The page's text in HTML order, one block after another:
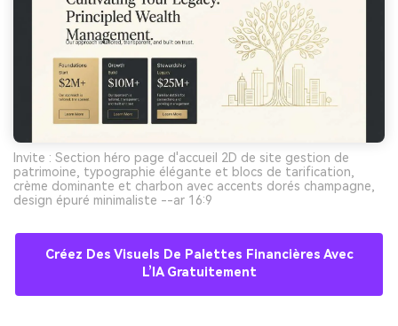
Invite : Section héro page d'accueil 2D de site gestion de
patrimoine, typographie élégante et blocs de tarification,
crème dominante et charbon avec accents dorés champagne,
design épuré minimaliste --ar 16:9
Créez Des Visuels De Palettes Financières Avec
L’IA Gratuitement